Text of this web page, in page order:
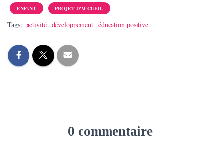
ENFANT PROJET D'ACCUEIL
Tags: activité développement éducation positive
0 commentaire